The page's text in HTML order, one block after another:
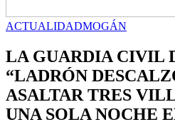
ACTUALIDADMOGÁN
LA GUARDIA CIVIL
“LADRÓN
ASALTAR TRES
UNA SOLA NOCHE